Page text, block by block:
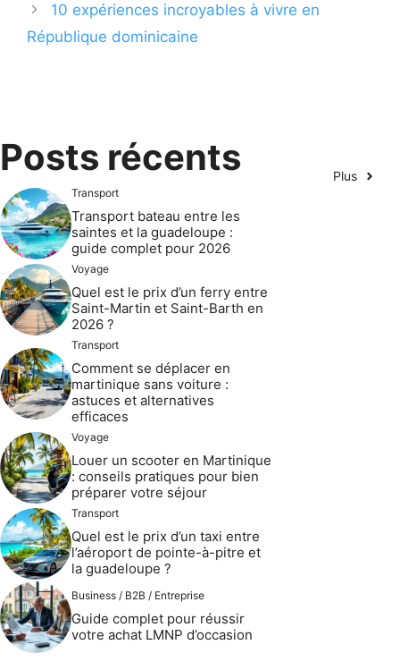
10 expériences incroyables à vivre en
République dominicaine
Posts récents Plus
Transport
Transport bateau entre les
saintes et la guadeloupe :
guide complet pour 2026
Voyage
Quel est le prix d’un ferry entre
Saint-Martin et Saint-Barth en
2026 ?
Transport
Comment se déplacer en
martinique sans voiture :
astuces et alternatives
efficaces
Voyage
Louer un scooter en Martinique
: conseils pratiques pour bien
préparer votre séjour
Transport
Quel est le prix d’un taxi entre
l’aéroport de pointe-à-pitre et
la guadeloupe ?
Business / B2B / Entreprise
Guide complet pour réussir
votre achat LMNP d’occasion